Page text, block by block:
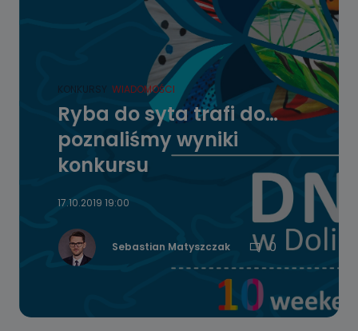
KONKURSY WIADOMOŚCI
Ryba do syta trafi do…
poznaliśmy wyniki
konkursu
17.10.2019 19:00
Sebastian Matyszczak 0